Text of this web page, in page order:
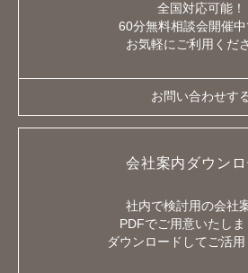
全国対応可能！
60分無料相談会開催中
お気軽にご利用くだ
お問い合わせす
会社案内ダウンロ
社内で検討用の会社
PDFでご用意いたしま
ダウンロードしてご活